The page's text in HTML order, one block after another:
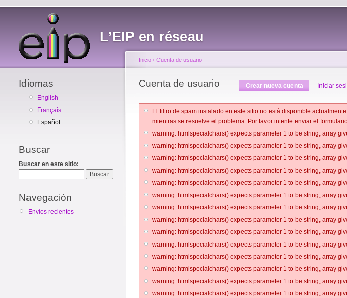
L’EIP en réseau
Idiomas
English
Français
Español
Buscar
Buscar en este sitio:
Navegación
Envíos recientes
Inicio › Cuenta de usuario
Cuenta de usuario Crear nueva cuenta Iniciar
El filtro de spam instalado en este sitio no está disponible
mientras se resuelve el problema. Por favor intente enviar el
warning: htmlspecialchars() expects parameter 1 to be string, array
warning: htmlspecialchars() expects parameter 1 to be string, array
warning: htmlspecialchars() expects parameter 1 to be string, array
warning: htmlspecialchars() expects parameter 1 to be string, array
warning: htmlspecialchars() expects parameter 1 to be string, array
warning: htmlspecialchars() expects parameter 1 to be string, array
warning: htmlspecialchars() expects parameter 1 to be string, array
warning: htmlspecialchars() expects parameter 1 to be string, array
warning: htmlspecialchars() expects parameter 1 to be string, array
warning: htmlspecialchars() expects parameter 1 to be string, array
warning: htmlspecialchars() expects parameter 1 to be string, array
warning: htmlspecialchars() expects parameter 1 to be string, array
warning: htmlspecialchars() expects parameter 1 to be string, array
warning: htmlspecialchars() expects parameter 1 to be string, array